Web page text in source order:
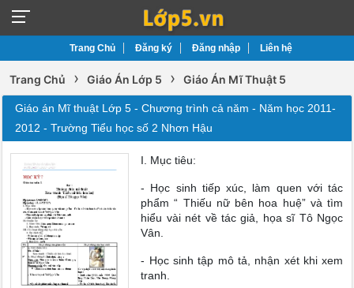
Trang Chủ Đăng ký Đăng nhập Liên hệ
Trang Chủ › Giáo Án Lớp 5 › Giáo Án Mĩ Thuật 5
Giáo án Mĩ thuật Lớp 5 - Chương trình cả năm - Năm học 2011-
2012 - Trường Tiểu học số 2 Nhơn Hậu
I. Mục tiêu:
- Học sinh tiếp xúc, làm quen với tác
phẩm “ Thiếu nữ bên hoa huệ” và tìm
hiểu vài nét về tác giả, họa sĩ Tô Ngọc
Vân.
- Học sinh tập mô tả, nhận xét khi xem
tranh.